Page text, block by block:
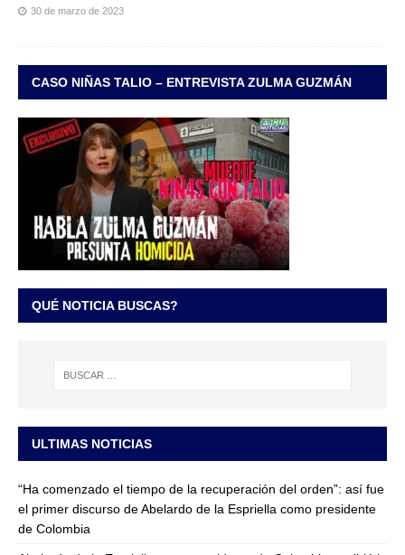
30 de marzo de 2023
CASO NIÑAS TALIO – ENTREVISTA ZULMA GUZMÁN
QUÉ NOTICIA BUSCAS?
ULTIMAS NOTICIAS
“Ha comenzado el tiempo de la recuperación del orden”: así fue
el primer discurso de Abelardo de la Espriella como presidente
de Colombia